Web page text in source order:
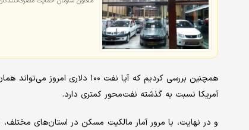
آمریکا نسبت به گذشته نفت‌محور کمتری دارد.
و در نهایت، با مرور آمار مالکیت مسکن در استان‌های